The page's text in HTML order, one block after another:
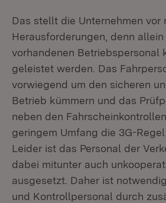
Das stellt die Unternehmen vor
Herausforderungen, denn
vorhandenen Betriebspersonal
geleistet werden. Das
vorwiegend um den sicheren
Betrieb kümmern und das
neben den
geringem Umfang die 3G-
Leider ist das Personal der
dabei mitunter auch
ausgesetzt. Daher ist
und Kontrollpersonal durch